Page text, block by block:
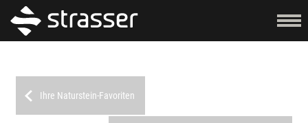
Ihre Naturstein-Favoriten